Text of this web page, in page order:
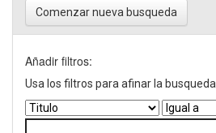
Comenzar nueva busqueda
Añadir filtros:
Usa los filtros para afinar la busqueda.